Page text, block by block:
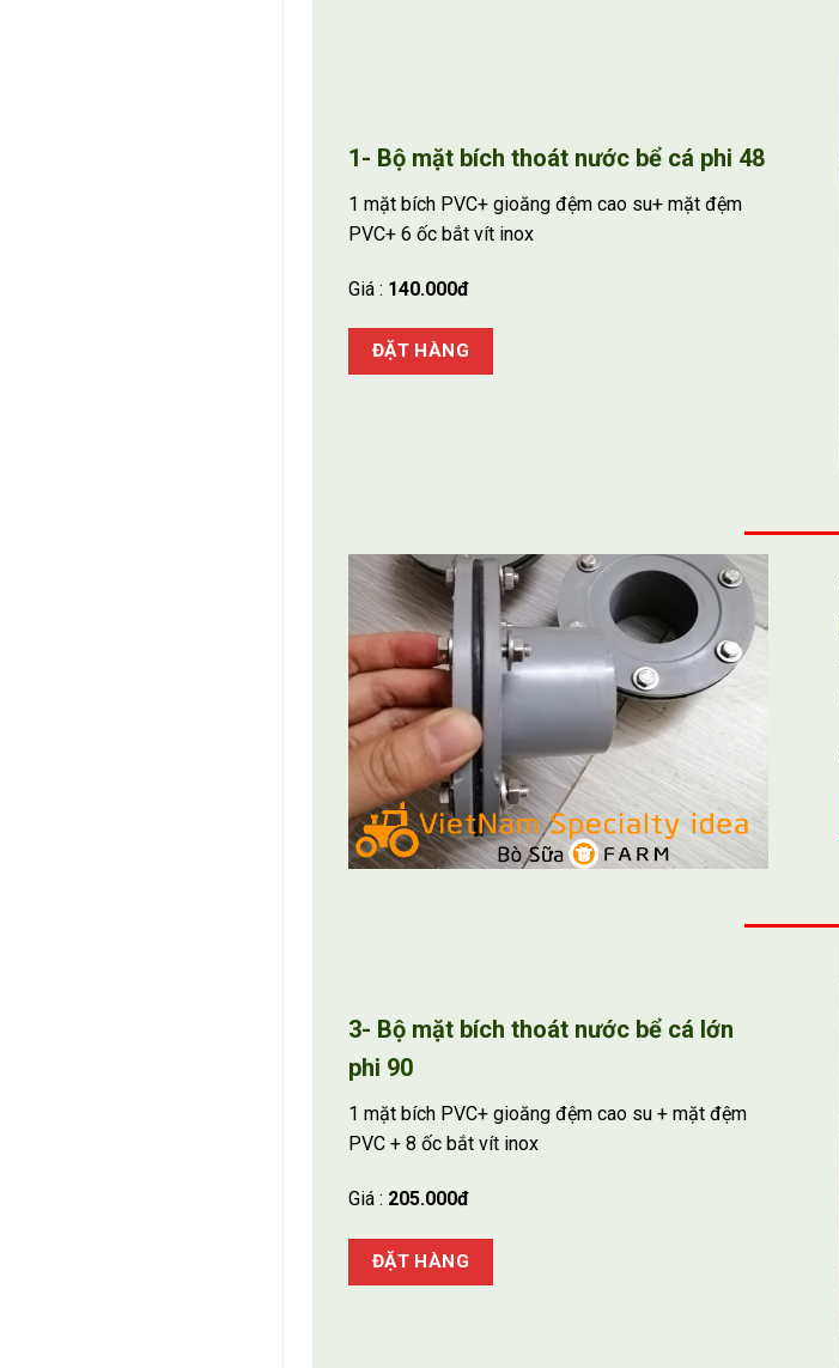
1- Bộ mặt bích thoát nước bể cá phi 48
1 mặt bích PVC+ gioăng đệm cao su+ mặt đệm
PVC+ 6 ốc bắt vít inox
Giá : 140.000đ
ĐẶT HÀNG
3- Bộ mặt bích thoát nước bể cá lớn
phi 90
1 mặt bích PVC+ gioăng đệm cao su + mặt đệm
PVC + 8 ốc bắt vít inox
Giá : 205.000đ
ĐẶT HÀNG